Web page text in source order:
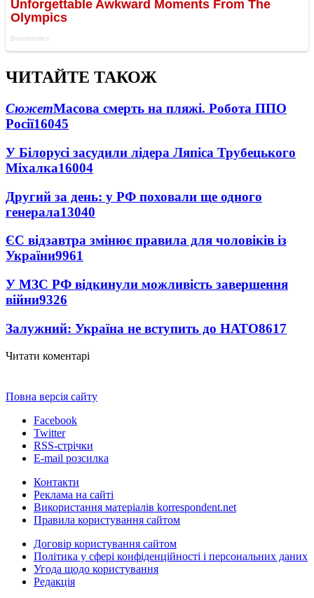
ЧИТАЙТЕ ТАКОЖ
СюжетМасова смерть на пляжі. Робота ППО
Росії16045
У Білорусі засудили лідера Ляпіса Трубецького
Міхалка16004
Другий за день: у РФ поховали ще одного
генерала13040
ЄС відзавтра змінює правила для чоловіків із
України9961
У МЗС РФ відкинули можливість завершення
війни9326
Залужний: Україна не вступить до НАТО8617
Читати коментарі
Повна версія сайту
Facebook
Twitter
RSS-стрічки
E-mail розсилка
Контакти
Реклама на сайті
Використання матеріалів korrespondent.net
Правила користування сайтом
Договір користування сайтом
Політика у сфері конфіденційності і персональних даних
Угода щодо користування
Редакція